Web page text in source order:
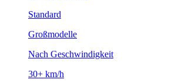
Standard
Großmodelle
Nach Geschwindigkeit
30+ km/h